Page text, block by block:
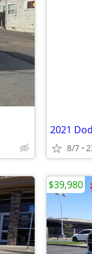
2021
8/7
$39,980